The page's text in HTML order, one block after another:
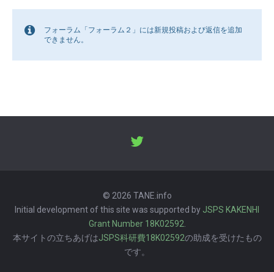
フォーラム「フォーラム２」には新規投稿および返信を追加
できません。
© 2026 TANE.info
Initial development of this site was supported by JSPS KAKENHI
Grant Number 18K02592
本サイトの立ちあげはJSPS科研費18K02592の助成を受けたもの
です。